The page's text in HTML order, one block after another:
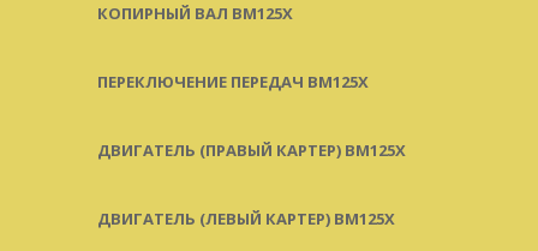
КОПИРНЫЙ ВАЛ BM125X
ПЕРЕКЛЮЧЕНИЕ ПЕРЕДАЧ BM125X
ДВИГАТЕЛЬ (ПРАВЫЙ КАРТЕР) BM125X
ДВИГАТЕЛЬ (ЛЕВЫЙ КАРТЕР) BM125X